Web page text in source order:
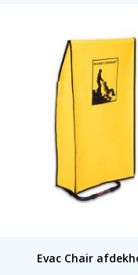
Evac Chair